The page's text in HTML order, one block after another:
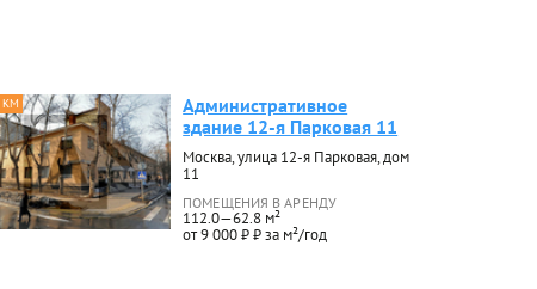
КМ
Административное
здание 12-я Парковая 11
Москва, улица 12-я Парковая, дом
11
ПОМЕЩЕНИЯ В АРЕНДУ
112.0—62.8 м²
от 9 000 ₽ ₽ за м²/год